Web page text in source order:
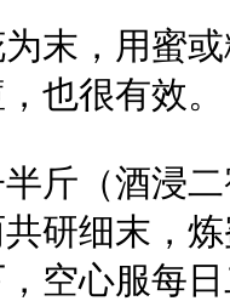
末，用蜜
也很有效。
斤（酒浸
研细末，
空心服每